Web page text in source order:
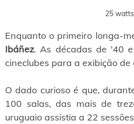
25
Enquanto o primeiro longa-
Ibáñez. As décadas de '40
cineclubes para a exibição
O dado curioso é que,
100 salas, das mais de
uruguaio assistia a 22